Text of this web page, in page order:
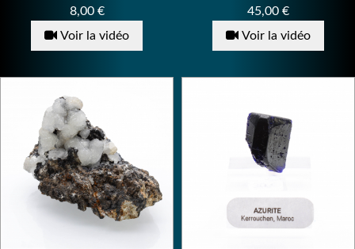
Prix
8,00 €
Voir la vidéo
Prix
45,00 €
Voir la vidéo